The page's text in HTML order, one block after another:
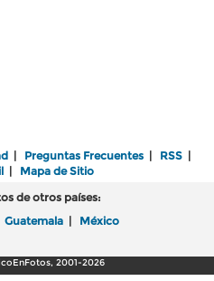
| Preguntas Frecuentes | RSS |
| Mapa de Sitio
de otros países:
Guatemala | México
2001-2026